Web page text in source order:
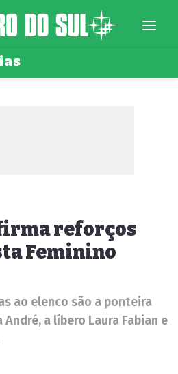
reforços
Feminino
ao elenco são a ponteira
a líbero Laura Fabian e